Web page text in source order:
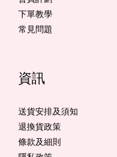
下單教學
常見問題
資訊
送貨安排及須知
退換貨政策
條款及細則